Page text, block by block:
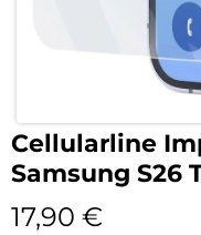
Cellularline
Samsung S26
17,90 €